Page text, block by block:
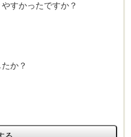
すかったですか？
か？